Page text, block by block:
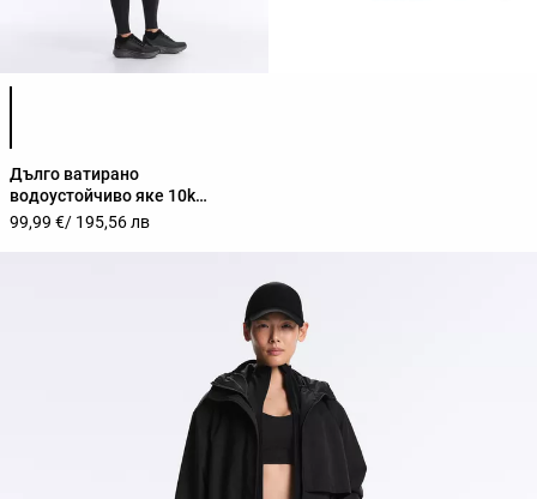
Дълго ватирано
водоустойчиво яке 10k
FELLEX® с AEROGEL
99,99 €/ 195,56 лв